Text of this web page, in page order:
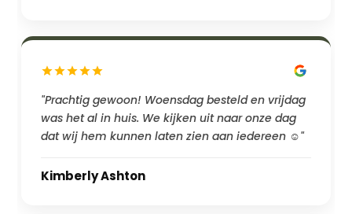
"Prachtig gewoon! Woensdag besteld en vrijdag
was het al in huis. We kijken uit naar onze dag
dat wij hem kunnen laten zien aan iedereen ☺️"
Kimberly Ashton